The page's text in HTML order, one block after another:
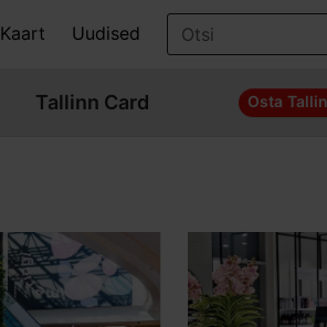
Kaart Uudised
Tallinn Card Osta